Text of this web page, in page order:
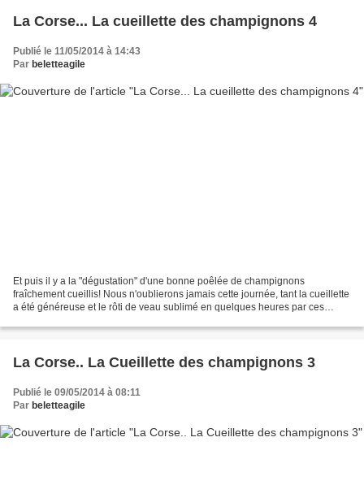
La Corse... La cueillette des champignons 4
Publié le 11/05/2014 à 14:43
Par beletteagile
Et puis il y a la "dégustation" d'une bonne poêlée de champignons
fraîchement cueillis! Nous n'oublierons jamais cette journée, tant la cueillette
a été généreuse et le rôti de veau sublimé en quelques heures par ces
La Corse.. La Cueillette des champignons 3
Publié le 09/05/2014 à 08:11
Par beletteagile